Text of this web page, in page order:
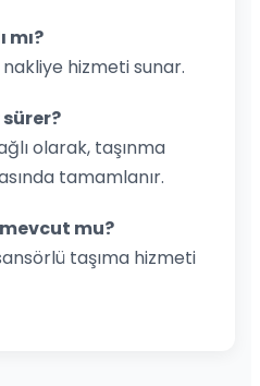
mı?
hizmeti sunar.
olarak, taşınma
tamamlanır.
mu?
taşıma hizmeti